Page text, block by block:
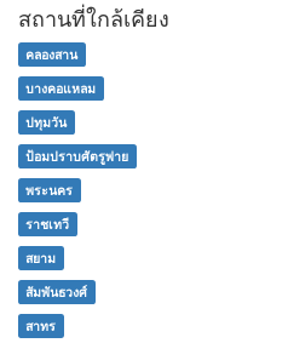
สถานที่ใกล้เคียง
คลองสาน
บางคอแหลม
ปทุมวัน
ป้อมปราบศัตรูพ่าย
พระนคร
ราชเทวี
สยาม
สัมพันธวงศ์
สาทร